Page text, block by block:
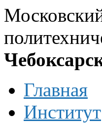
Главная
Институт